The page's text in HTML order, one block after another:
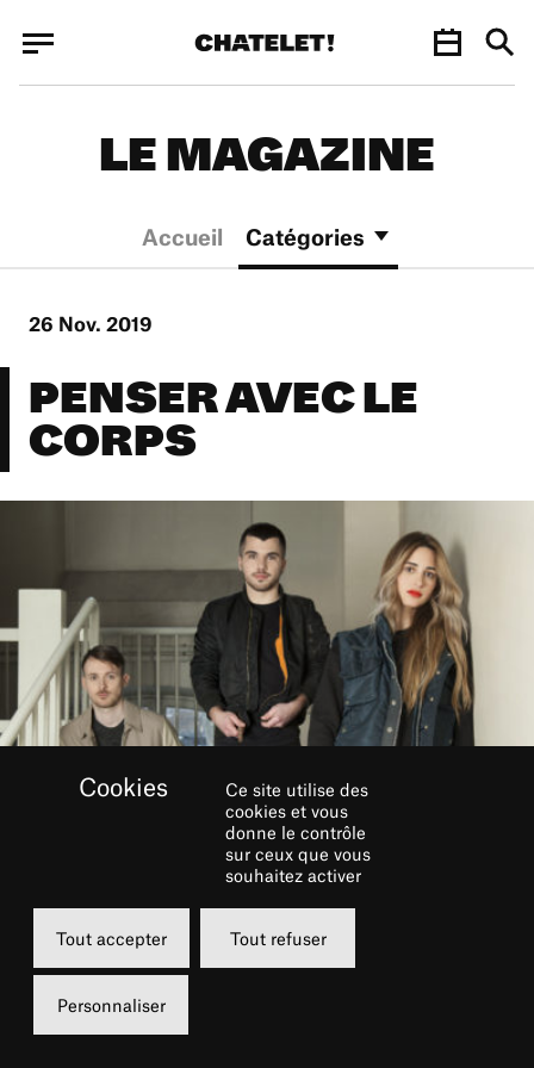
LE MAGAZINE
Accueil Catégories
26 Nov. 2019
PENSER AVEC LE
CORPS
Au printemps prochain, la scène du Châtelet
accueillera deux figures majeures d’une
création contemporaine qui se joue des
Ce site utilise des
cookies et vous
donne le contrôle
sur ceux que vous
souhaitez activer
Tout accepter Tout refuser
Personnaliser